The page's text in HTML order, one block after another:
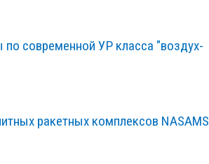
современной УР класса "воздух-
ракетных комплексов NASAMS